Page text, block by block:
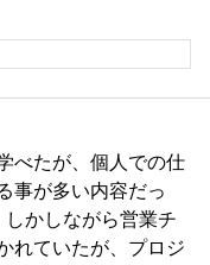
べたが、個人での仕
事が多い内容だっ
かしながら営業チ
れていたが、プロジ